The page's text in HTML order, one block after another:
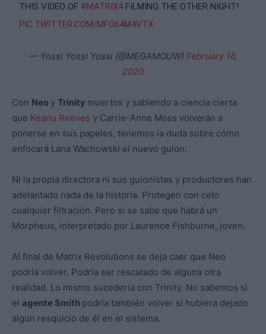
THIS VIDEO OF #MATRIX4FILMING THE OTHER NIGHT!
PIC.TWITTER.COM/MFO64M4VTX
— Yossi Yossi Yossi (@MEGAMOUW) February 16,
2020
Con Neo y Trinity muertos y sabiendo a ciencia cierta
que Keanu Reeves y Carrie-Anne Moss volverán a
ponerse en sus papeles, tenemos la duda sobre cómo
enfocará Lana Wachowski el nuevo guion.
Ni la propia directora ni sus guionistas y productores han
adelantado nada de la historia. Protegen con celo
cualquier filtración. Pero si se sabe que habrá un
Morpheus, interpretado por Laurence Fishburne, joven.
Al final de Matrix Revolutions se deja caer que Neo
podría volver. Podría ser rescatado de alguna otra
realidad. Lo mismo sucedería con Trinity. No sabemos si
el agente Smith podría también volver si hubiera dejado
algún resquicio de él en el sistema.